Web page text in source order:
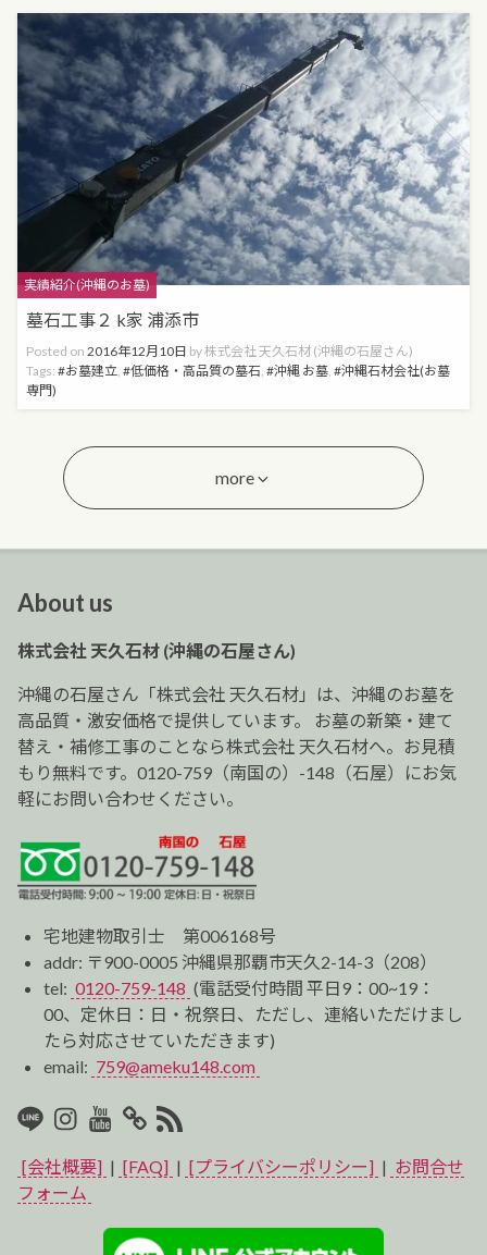
Categories
実績紹介(沖縄のお墓)
墓石工事２ k家 浦添市
Posted on 2016年12月10日 by株式会社 天久石材 (沖縄の石屋さん)
Tags:
お墓建立, 低価格・高品質の墓石, 沖縄 お墓,
沖縄石材会社(お墓
専門)
more
About us
株式会社 天久石材 (沖縄の石屋さん)
沖縄の石屋さん「株式会社 天久石材」は、沖縄のお墓を
高品質・激安価格で提供しています。 お墓の新築・建て
替え・補修工事のことなら株式会社 天久石材へ。お見積
もり無料です。0120-759（南国の）-148（石屋）にお気
軽にお問い合わせください。
宅地建物取引士 第006168号
addr: 〒900-0005 沖縄県那覇市天久2-14-3（208）
tel: 0120-759-148 (電話受付時間 平日9：00~19：
00、定休日：日・祝祭日、ただし、連絡いただけまし
たら対応させていただきます)
email: 759@ameku148.com
LINEInstagram
Youtube
マ
イ
ス
RSS2
[会社概要] | [FAQ] | [プライバシーポリシー] | お問合せ
フォーム